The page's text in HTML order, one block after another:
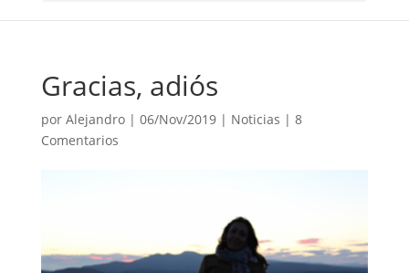
Gracias, adiós
por Alejandro| 06/Nov/2019| Noticias | 8
Comentarios